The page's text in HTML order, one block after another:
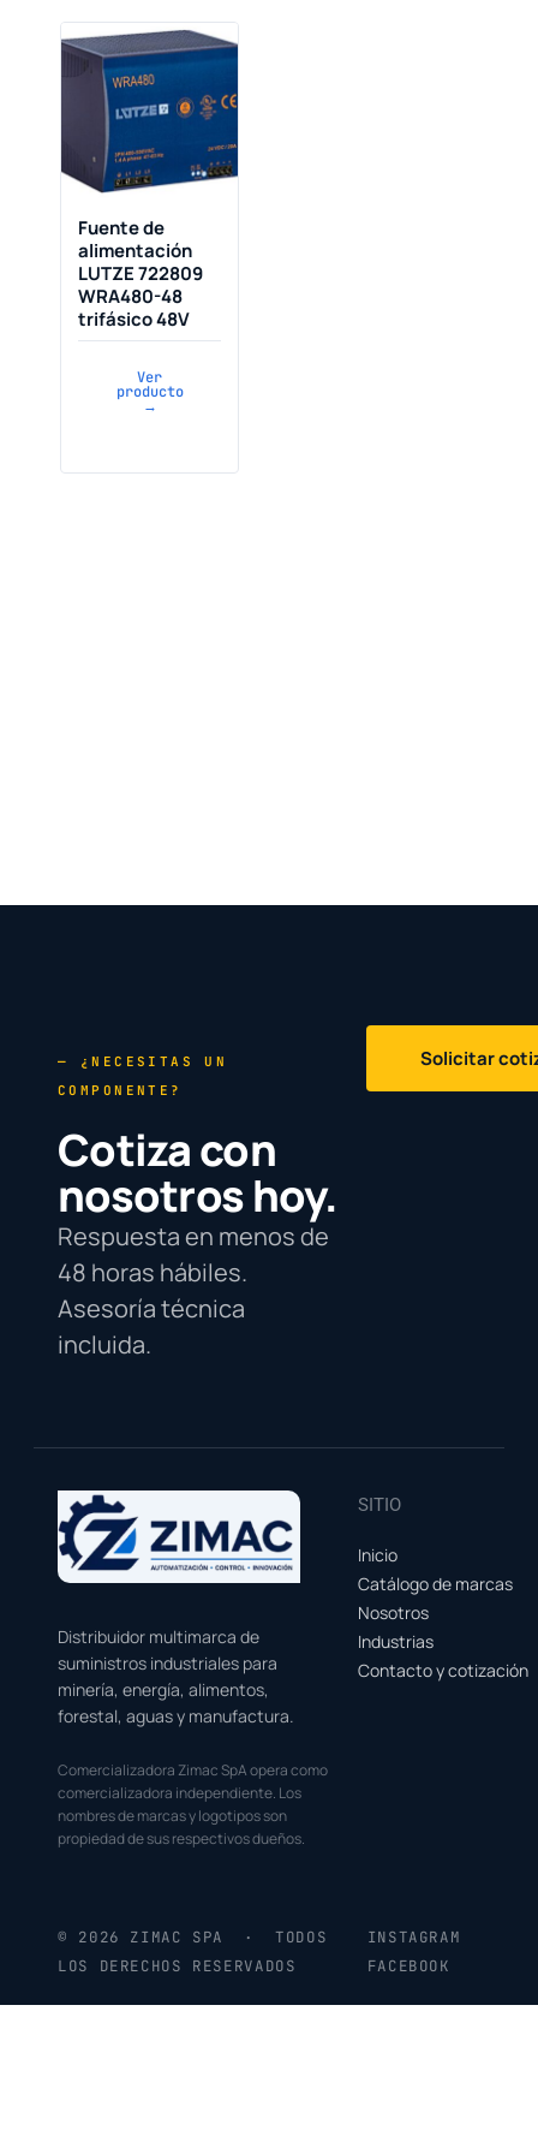
Fuente de
alimentación
LUTZE 722809
WRA480-48
trifásico 48V
Ver
producto
→
— ¿NECESITAS UN
COMPONENTE?
Cotiza con
nosotros hoy.
Respuesta en menos de
48 horas hábiles.
Asesoría técnica
incluida.
Solicitar
Distribuidor multimarca de
suministros industriales para
minería, energía, alimentos,
forestal, aguas y manufactura.
Comercializadora Zimac SpA opera como
comercializadora independiente. Los
nombres de marcas y logotipos son
propiedad de sus respectivos dueños.
SITIO
Inicio
Catálogo de marcas
Nosotros
Industrias
Contacto y cotización
© 2026 ZIMAC SPA · TODOS
LOS DERECHOS RESERVADOS
INSTAGRAM
FACEBOOK